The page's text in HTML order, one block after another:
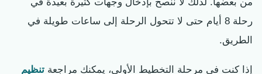
رحلة 8 أيام حتى لا تتحول الرحلة إلى ساعات طويلة في
الطريق.
إذا كنت في مرحلة التخطيط الأولى، يمكنك مراجعة تنظيم